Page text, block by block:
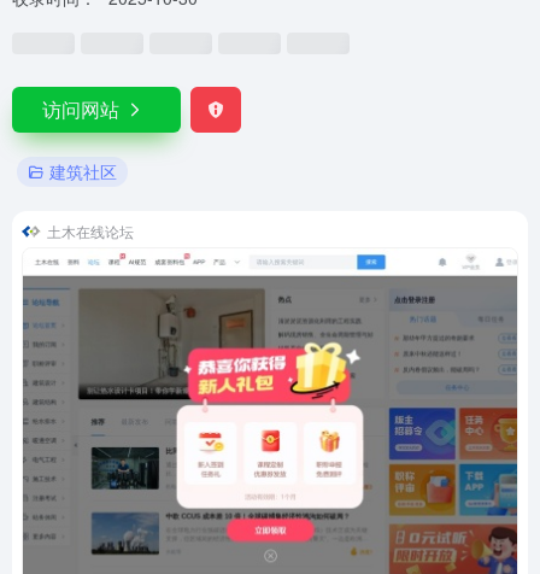
收录时间：
2025-10-30
访问网站
建筑社区
土木在线论坛